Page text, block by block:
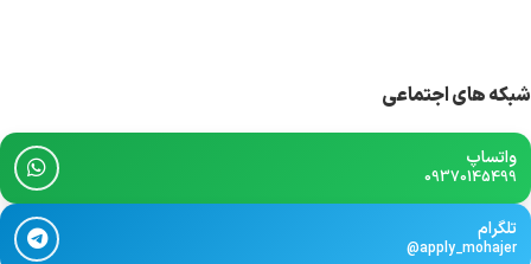
شبکه های اجتماعی
واتساپ
09370145499
تلگرام
@apply_mohajer